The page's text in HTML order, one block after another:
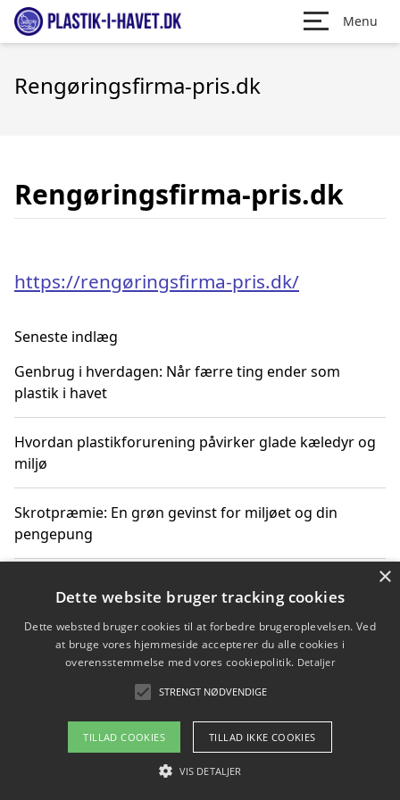
Menu
Rengøringsfirma-pris.dk
Rengøringsfirma-pris.dk
https://rengøringsfirma-pris.dk/
Seneste indlæg
Genbrug i hverdagen: Når færre ting ender som
plastik i havet
Hvordan plastikforurening påvirker glade kæledyr og
miljø
Skrotpræmie: En grøn gevinst for miljøet og din
pengepung
Hvordan blåfade med rist kan hjælpe med at reducere
plastik i havet
Spil kasinospil på et troværdigt online casino: Din
guide til sikker og sjov underholdning
Copyright 2026 - Pilanto Aps
Om / kontakt
×
Dette website bruger tracking cookies
Dette websted bruger cookies til at forbedre brugeroplevelsen. Ved
at bruge vores hjemmeside accepterer du alle cookies i
overensstemmelse med vores cookiepolitik. Detaljer
STRENGT NØDVENDIGE
TILLAD COOKIES TILLAD IKKE COOKIES
VIS DETALJER